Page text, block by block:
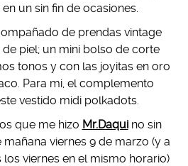
un sin fin de ocasiones.
de prendas vintage
piel; un mini bolso de corte
tonos y con las joyitas en oro
Para mi, el complemento
vestido midi polkadots.
que me hizo Mr.Daquino sin
viernes 9 de marzo (y a
viernes en el mismo horario)